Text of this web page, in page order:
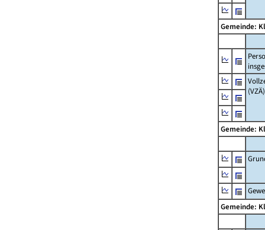
Gemeinde:
(VZÄ)
Gemeinde:
Gemeinde: